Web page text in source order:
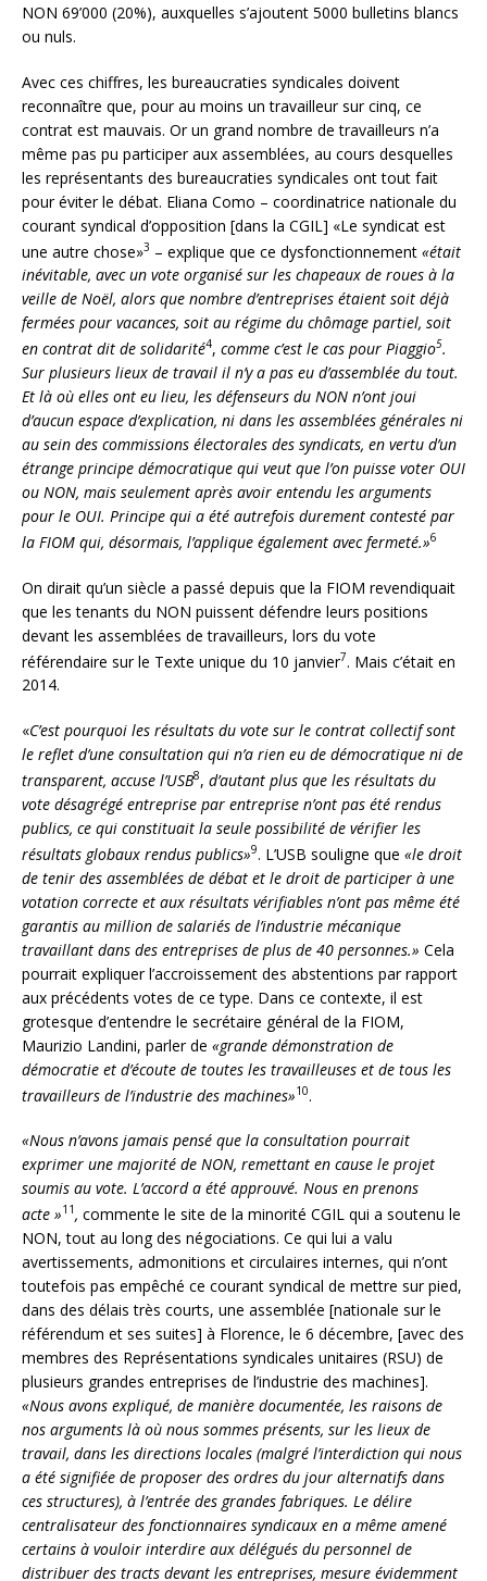
NON 69’000 (20%), auxquelles s’ajoutent 5000 bulletins blancs
ou nuls.
Avec ces chiffres, les bureaucraties syndicales doivent
reconnaître que, pour au moins un travailleur sur cinq, ce
contrat est mauvais. Or un grand nombre de travailleurs n’a
même pas pu participer aux assemblées, au cours desquelles
les représentants des bureaucraties syndicales ont tout fait
pour éviter le débat. Eliana Como – coordinatrice nationale du
courant syndical d’opposition [dans la CGIL] «Le syndicat est
une autre chose»3 – explique que ce dysfonctionnement «était
inévitable, avec un vote organisé sur les chapeaux de roues à la
veille de Noël, alors que nombre d’entreprises étaient soit déjà
fermées pour vacances, soit au régime du chômage partiel, soit
en contrat dit de solidarité4, comme c’est le cas pour Piaggio5.
Sur plusieurs lieux de travail il n’y a pas eu d’assemblée du tout.
Et là où elles ont eu lieu, les défenseurs du NON n’ont joui
d’aucun espace d’explication, ni dans les assemblées générales ni
au sein des commissions électorales des syndicats, en vertu d’un
étrange principe démocratique qui veut que l’on puisse voter OUI
ou NON, mais seulement après avoir entendu les arguments
pour le OUI. Principe qui a été autrefois durement contesté par
la FIOM qui, désormais, l’applique également avec fermeté.»6
On dirait qu’un siècle a passé depuis que la FIOM revendiquait
que les tenants du NON puissent défendre leurs positions
devant les assemblées de travailleurs, lors du vote
référendaire sur le Texte unique du 10 janvier7. Mais c’était en
2014.
«C’est pourquoi les résultats du vote sur le contrat collectif sont
le reflet d’une consultation qui n’a rien eu de démocratique ni de
transparent, accuse l’USB8, d’autant plus que les résultats du
vote désagrégé entreprise par entreprise n’ont pas été rendus
publics, ce qui constituait la seule possibilité de vérifier les
résultats globaux rendus publics»9. L’USB souligne que «le droit
de tenir des assemblées de débat et le droit de participer à une
votation correcte et aux résultats vérifiables n’ont pas même été
garantis au million de salariés de l’industrie mécanique
travaillant dans des entreprises de plus de 40 personnes.» Cela
pourrait expliquer l’accroissement des abstentions par rapport
aux précédents votes de ce type. Dans ce contexte, il est
grotesque d’entendre le secrétaire général de la FIOM,
Maurizio Landini, parler de «grande démonstration de
démocratie et d’écoute de toutes les travailleuses et de tous les
travailleurs de l’industrie des machines»10.
«Nous n’avons jamais pensé que la consultation pourrait
exprimer une majorité de NON, remettant en cause le projet
soumis au vote. L’accord a été approuvé. Nous en prenons
acte »11, commente le site de la minorité CGIL qui a soutenu le
NON, tout au long des négociations. Ce qui lui a valu
avertissements, admonitions et circulaires internes, qui n’ont
toutefois pas empêché ce courant syndical de mettre sur pied,
dans des délais très courts, une assemblée [nationale sur le
référendum et ses suites] à Florence, le 6 décembre, [avec des
membres des Représentations syndicales unitaires (RSU) de
plusieurs grandes entreprises de l’industrie des machines].
«Nous avons expliqué, de manière documentée, les raisons de
nos arguments là où nous sommes présents, sur les lieux de
travail, dans les directions locales (malgré l’interdiction qui nous
a été signifiée de proposer des ordres du jour alternatifs dans
ces structures), à l’entrée des grandes fabriques. Le délire
centralisateur des fonctionnaires syndicaux en a même amené
certains à vouloir interdire aux délégués du personnel de
distribuer des tracts devant les entreprises, mesure évidemment